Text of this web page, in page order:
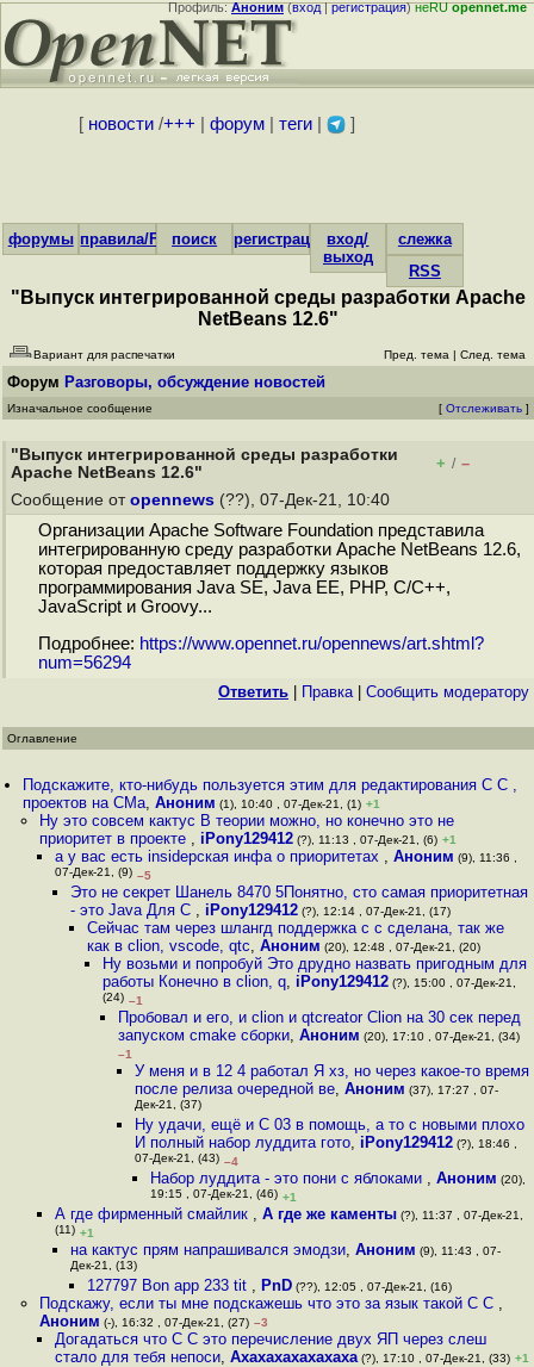
Профиль:Аноним(вход|регистрация)неRUopennet.me
[ новости/+++ форум| теги| ]
форумы правила/FAQпоиск регистрациявход/
выход
слежка
RSS
"Выпуск интегрированной среды разработки Apache
NetBeans 12.6"
Вариант для распечатки Пред. тема | След. тема
Форум Разговоры, обсуждение новостей
Изначальное сообщение [ Отслеживать ]
"Выпуск интегрированной среды разработки
Apache NetBeans 12.6"
+ / –
Сообщение от opennews (??), 07-Дек-21, 10:40
Организации Apache Software Foundation представила
интегрированную среду разработки Apache NetBeans 12.6,
которая предоставляет поддержку языков
программирования Java SE, Java EE, PHP, C/C++,
JavaScript и Groovy...
Подробнее: https://www.opennet.ru/opennews/art.shtml?
num=56294
Ответить Правка| Cообщить модератору
Оглавление
Подскажите, кто-нибудь пользуется этим для редактирования С С ,
проектов на CMa,Аноним (1), 10:40 , 07-Дек-21, (1) +1
Ну это совсем кактус В теории можно, но конечно это не
приоритет в проекте , iPony129412(?), 11:13 , 07-Дек-21, (6) +1
а у вас есть insideрская инфа о приоритетах , Аноним (9), 11:36 ,
07-Дек-21, (9) –5
Это не секрет Шанель 8470 5Понятно, сто самая приоритетная
- это Java Для C , iPony129412 (?), 12:14 , 07-Дек-21, (17)
Сейчас там через шлангд поддержка с с сделана, так же
как в clion, vscode, qtc, Аноним (20), 12:48 , 07-Дек-21, (20)
Ну возьми и попробуй Это друдно назвать пригодным для
работы Конечно в clion, q, iPony129412(?), 15:00 , 07-Дек-21,
(24) –1
Пробовал и его, и clion и qtcreator Clion на 30 сек перед
запуском cmake сборки,Аноним (20), 17:10 , 07-Дек-21, (34)
–1
У меня и в 12 4 работал Я хз, но через какое-то время
после релиза очередной ве, Аноним (37), 17:27 , 07-
Дек-21, (37)
Ну удачи, ещё и C 03 в помощь, а то с новыми плохо
И полный набор луддита гото, iPony129412(?), 18:46 ,
07-Дек-21, (43) –4
Набор луддита - это пони с яблоками , Аноним (20),
19:15 , 07-Дек-21, (46) +1
А где фирменный смайлик , А где же каменты(?), 11:37 , 07-Дек-21,
(11) +1
на кактус прям напрашивался эмодзи,Аноним (9), 11:43 , 07-
Дек-21, (13)
127797 Bon app 233 tit , PnD(??), 12:05 , 07-Дек-21, (16)
Подскажу, если ты мне подскажешь что это за язык такой С С ,
Аноним (-), 16:32 , 07-Дек-21, (27) –3
Догадаться что С С это перечисление двух ЯП через слеш
стало для тебя непоси, Ахахахахахахаха(?), 17:10 , 07-Дек-21, (33) +1